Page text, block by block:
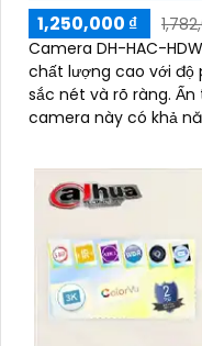
1,250,000 ₫
Camera DH-HAC-
chất lượng cao với độ
sắc nét và rõ ràng. Ấn tượng ơn với những thông số là
camera này có khả